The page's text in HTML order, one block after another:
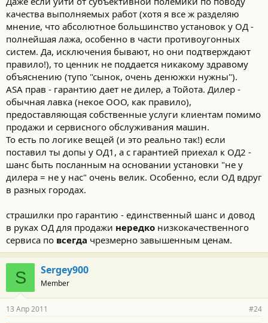
качества выполняемых работ (хотя я все ж разделяю
мнение, что абсолютное большинство установок у ОД -
полнейшая лажа, особенно в части противоугонных
систем. Да, исключения бывают, но они подтверждают
правило!), то ценник не поддается никакому здравому
объяснению (тупо "сынок, очень денюжки нужны").
ASA прав - гарантию дает не дилер, а Тойота. Дилер -
обычная лавка (некое ООО, как правило),
предоставляющая собственные услуги клиентам помимо
продажи и сервисного обслуживания машин.
То есть по логике вещей (и это реально так!) если
поставил ты допы у ОД1, а с гарантией приехал к ОД2 -
шанс быть посланным на основании установки "не у
дилера = не у нас" очень велик. Особенно, если ОД вдруг
в разных городах.
страшилки про гарантию - единственный шанс и довод
в руках ОД для продажи нередко низкокачественного
сервиса по всегда чрезмерно завышенным ценам.
S Sergey900
Member
13 Апр 2011 #24